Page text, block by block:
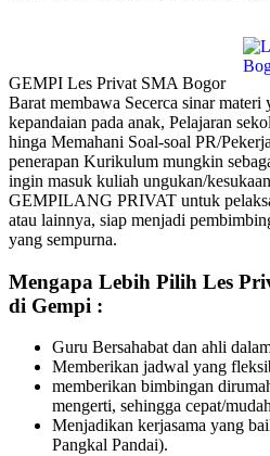
GEMPI Les Privat SMA Bogor
Barat membawa Secerca sinar
kepandaian pada anak, Pelajaran
hinga Memahani Soal-soal PR/
penerapan Kurikulum mungkin
ingin masuk kuliah ungukan/
GEMPILANG PRIVAT untuk
atau lainnya, siap menjadi
yang sempurna.
Mengapa Lebih Pilih Les
di Gempi :
Guru Bersahabat dan ahli
Memberikan jadwal yang
memberikan bimbingan
mengerti, sehingga cepat/
Menjadikan kerjasama yang
Pangkal Pandai).